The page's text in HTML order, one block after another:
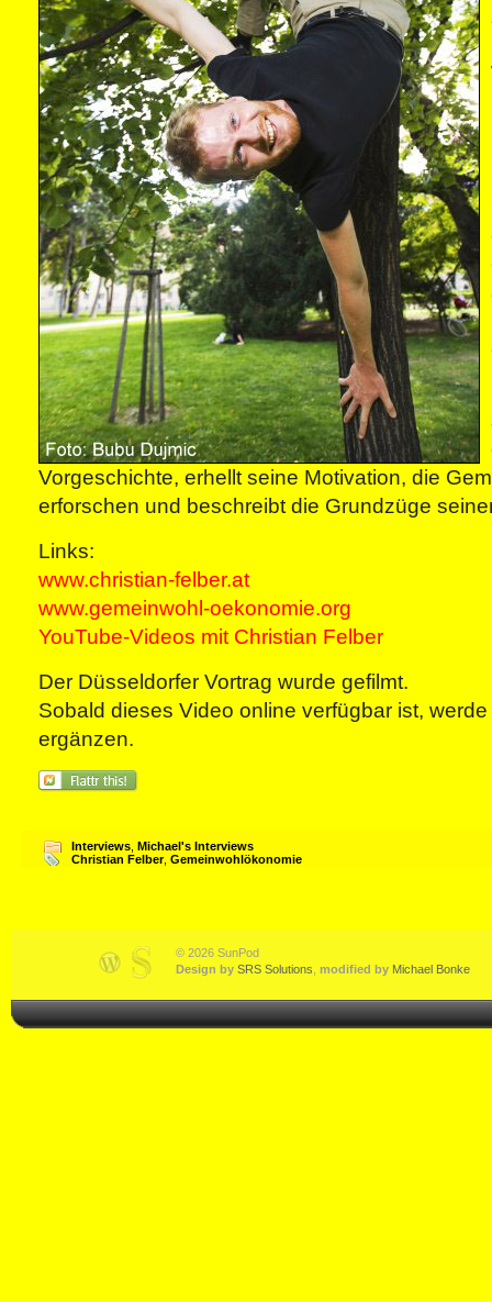
Vorgeschichte, erhellt seine Motivation, die
erforschen und beschreibt die Grundzüge
Links:
www.christian-felber.at
www.gemeinwohl-oekonomie.org
YouTube-Videos mit Christian Felber
Der Düsseldorfer Vortrag wurde gefilmt.
Sobald dieses Video online verfügbar ist,
ergänzen.
Interviews Michael's Interviews
Christian Felber, Gemeinwohlökonomie
© 2026 SunPod
Design by SRS Solutions modified by Michael Bonke